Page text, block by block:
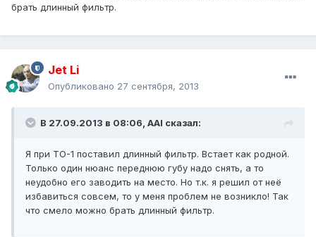
брать длинный фильтр.
Jet Li
Опубликовано 27 сентября, 2013
В 27.09.2013 в 08:06, AAI сказал:
Я при ТО-1 поставил длинный фильтр. Встает как родной.
Только один нюанс переднюю губу надо снять, а то
неудобно его заводить на место. Но т.к. я решил от неё
избавиться совсем, то у меня проблем не возникло! Так
что смело можно брать длинный фильтр.